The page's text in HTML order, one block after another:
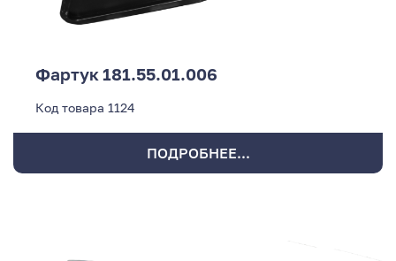
Фартук 181.55.01.006
Код товара 1124
ПОДРОБНЕЕ...